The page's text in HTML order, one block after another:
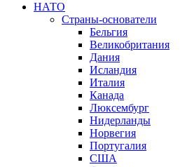
НАТО
Страны-основатели
Бельгия
Великобритания
Дания
Исландия
Италия
Канада
Люксембург
Нидерланды
Норвегия
Португалия
США